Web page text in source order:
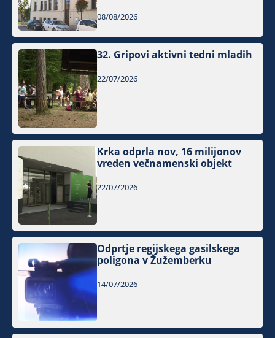
08/08/2026
32. Gripovi aktivni tedni mladih
22/07/2026
Krka odprla nov, 16 milijonov
vreden večnamenski objekt
22/07/2026
Odprtje regijskega gasilskega
poligona v Žužemberku
14/07/2026